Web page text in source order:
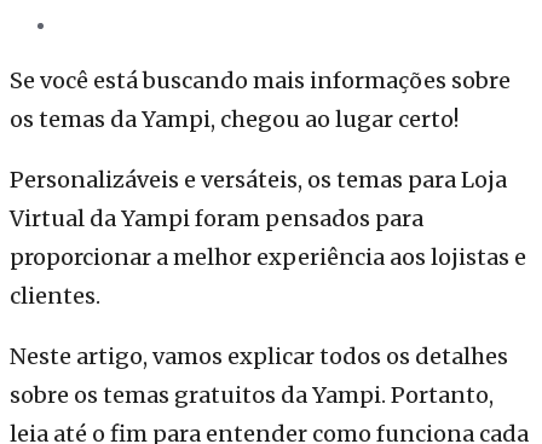
Se você está buscando mais informações sobre
os temas da Yampi, chegou ao lugar certo!
Personalizáveis e versáteis, os temas para Loja
Virtual da Yampi foram pensados para
proporcionar a melhor experiência aos lojistas e
clientes.
Neste artigo, vamos explicar todos os detalhes
sobre os temas gratuitos da Yampi. Portanto,
leia até o fim para entender como funciona cada